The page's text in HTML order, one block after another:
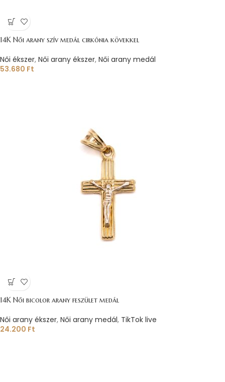
14K Női arany szív medál cirkónia kövekkel
Női ékszer, Női arany ékszer, Női arany medál
53.680 Ft
14K Női bicolor arany feszület medál
Női arany ékszer, Női arany medál, TikTok live
24.200 Ft